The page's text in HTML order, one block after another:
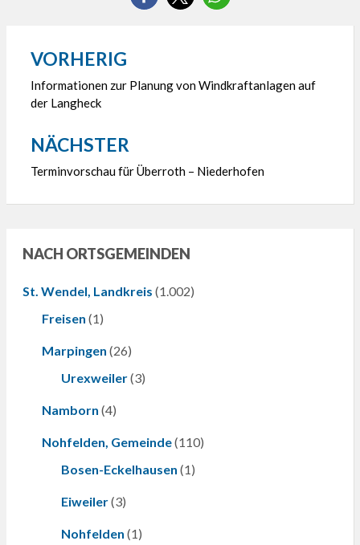
Beitragsnavigation
VORHERIG
Informationen zur Planung von Windkraftanlagen auf
der Langheck
NÄCHSTER
Terminvorschau für Überroth – Niederhofen
NACH ORTSGEMEINDEN
St. Wendel, Landkreis (1.002)
Freisen (1)
Marpingen (26)
Urexweiler(3)
Namborn (4)
Nohfelden, Gemeinde(110)
Bosen-Eckelhausen (1)
Eiweiler(3)
Nohfelden (1)